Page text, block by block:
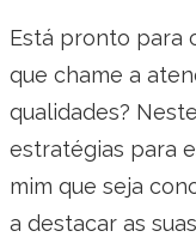
Está pronto para
que chame a
qualidades?
estratégias para
mim que seja
a destacar as